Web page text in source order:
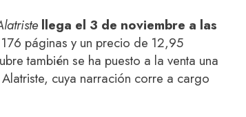
llega el 3 de noviembre a las
páginas y un precio de 12,95
también se ha puesto a la venta una
cuya narración corre a cargo